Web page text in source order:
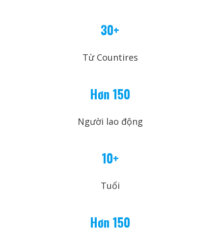
30+
Từ Countires
Hơn 150
Người lao động
10+
Tuổi
Hơn 150